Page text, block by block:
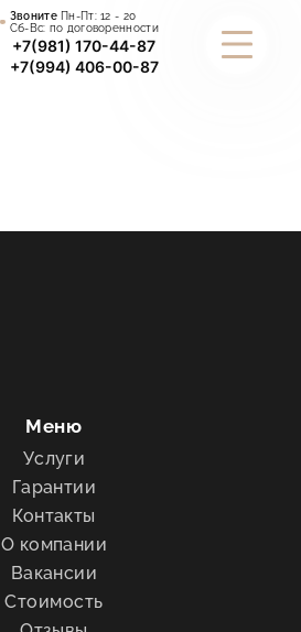
ЗвонитеПн-Пт:12 - 20
Сб-Вс: по договоренности
+7(981) 170-44-87
+7(994) 406-00-87
Меню
Услуги
Гарантии
Контакты
О компании
Вакансии
Стоимость